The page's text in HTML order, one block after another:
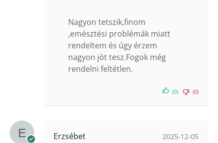
Nagyon tetszik,finom
,emésztési problémák miatt
rendeltem és úgy érzem
nagyon jót tesz.Fogok még
rendelni feltétlen.
(0) (0)
Erzsébet 2025-12-05